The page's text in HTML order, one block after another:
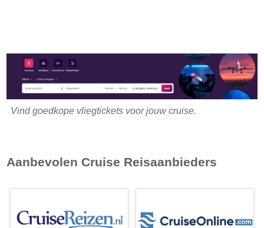
Vind goedkope vliegtickets voor jouw cruise.
Aanbevolen Cruise Reisaanbieders